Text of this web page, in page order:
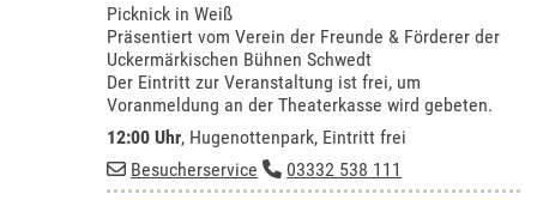
Picknick in Weiß
Präsentiert vom Verein der Freunde & Förderer der
Uckermärkischen Bühnen Schwedt
Der Eintritt zur Veranstaltung ist frei, um
Voranmeldung an der Theaterkasse wird gebeten.
12:00 Uhr, Hugenottenpark, Eintritt frei
Besucherservice
03332 538 111